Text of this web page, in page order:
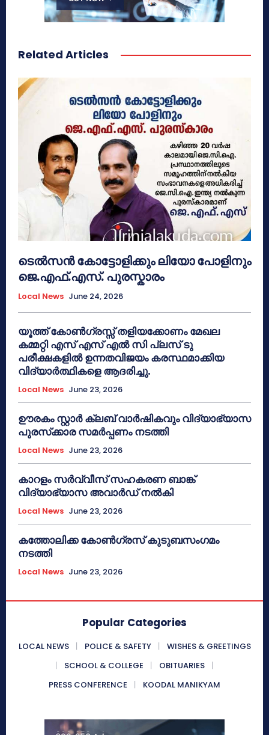
Related Articles
ടെൽസൻ കോട്ടോളിക്കും ലിയോ പോളിനും
ജെ.എഫ്.എസ്. പുരസ്കാരം
Local News June 24, 2026
യൂത്ത് കോൺഗ്രസ്സ് തളിയക്കോണം മേഖല
കമ്മറ്റി എസ് എസ് എൽ സി പ്ലസ് ടു
പരീക്ഷകളിൽ ഉന്നതവിജയം കരസ്ഥമാക്കിയ
വിദ്യാർത്ഥികളെ ആദരിച്ചു.
Local News June 23, 2026
ഊരകം സ്റ്റാർ ക്ലബ് വാർഷികവും വിദ്യാഭ്യാസ
പുരസ്‌ക്കാര സമർപ്പണം നടത്തി
Local News June 23, 2026
കാറളം സർവ്വീസ് സഹകരണ ബാങ്ക്
വിദ്യാഭ്യാസ അവാർഡ് നൽകി
Local News June 23, 2026
കത്തോലിക്ക കോൺഗ്രസ് കുടുബസംഗമം
നടത്തി
Local News June 23, 2026
Popular Categories
LOCAL NEWS POLICE & SAFETY
WISHES & GREETINGS
SCHOOL & COLLEGE
OBITUARIES
PRESS CONFERENCE
KOODAL MANIKYAM